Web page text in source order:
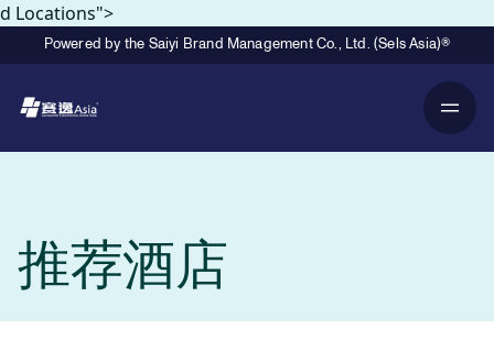
d Locations">
Powered by the Saiyi Brand Management Co., Ltd. (Sels Asia)®
推荐酒店